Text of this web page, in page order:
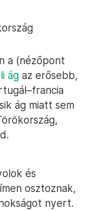
a (nézőpont
ág az erősebb,
ág miatt sem
és
osztoznak,
nyert.